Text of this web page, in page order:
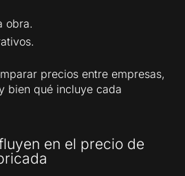
obra.
precios entre empresas,
bien qué incluye cada
en el precio de